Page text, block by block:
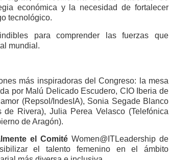
económica y la necesidad de fortalecer
tecnológico.
para comprender las fuerzas que
mundial.
más inspiradoras del Congreso: la mesa
por Malú Delicado Escudero, CIO Iberia de
(Repsol/IndesIA), Sonia Segade Blanco
Rivera), Julia Perea Velasco (Telefónica
de Aragón).
el Comité Women@ITLeadership de
el talento femenino en el ámbito